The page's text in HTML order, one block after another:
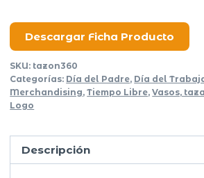
360ml
cantidad
Descargar Ficha Producto
SKU: tazon360
Categorías: Día del Padre, Día del
Merchandising,Tiempo Libre,Vasos,
Logo
Descripción